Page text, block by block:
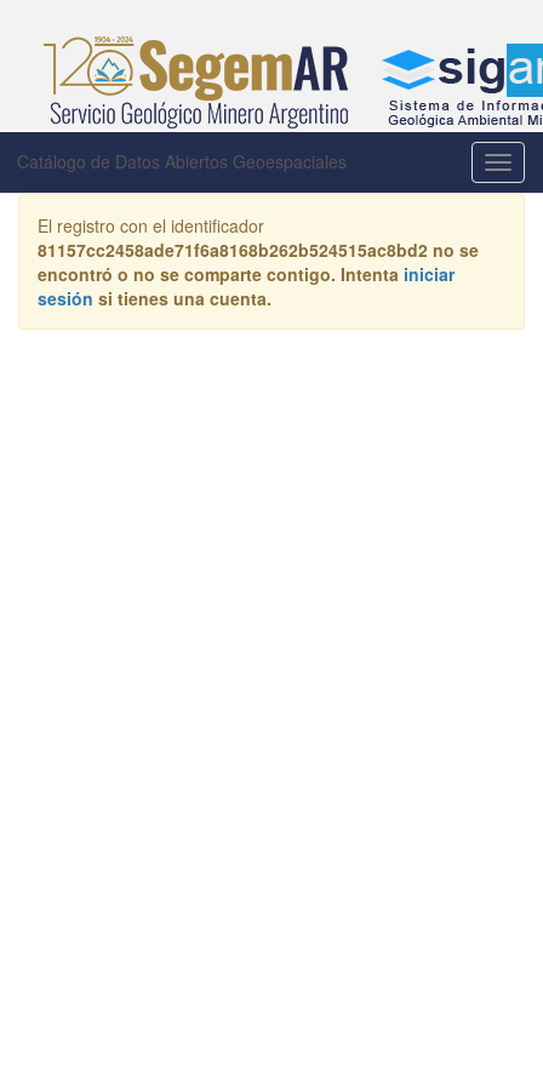
Catálogo de Datos Abiertos Geoespaciales
la
El registro con el identificador
81157cc2458ade71f6a8168b262b524515ac8bd2 no se
encontró o no se comparte contigo. Intenta iniciar
sesión si tienes una cuenta.